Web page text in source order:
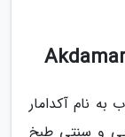
به نام آکدامار
و سنتی طبخ